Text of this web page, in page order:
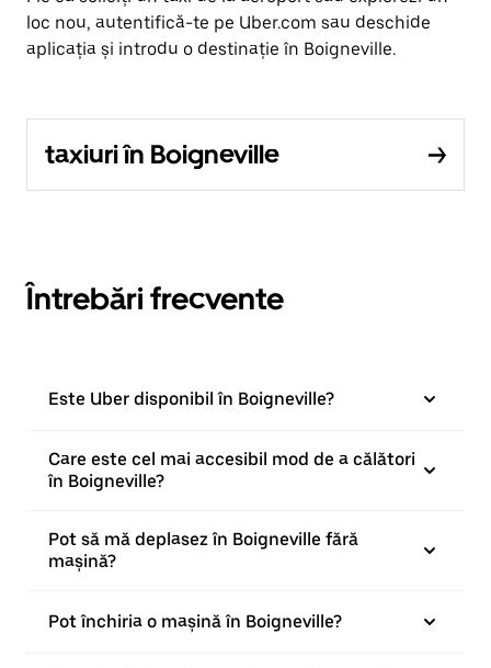
loc nou, autentifică-te pe Uber.com sau deschide
aplicația și introdu o destinație în Boigneville.
taxiuri în Boigneville
Întrebări frecvente
Este Uber disponibil în Boigneville?
Care este cel mai accesibil mod de a călători
în Boigneville?
Pot să mă deplasez în Boigneville fără
mașină?
Pot închiria o mașină în Boigneville?